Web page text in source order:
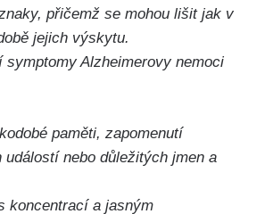
přičemž se mohou lišit jak v
jejich výskytu.
symptomy Alzheimerovy nemoci
paměti, zapomenutí
událostí nebo důležitých jmen a
koncentrací a jasným